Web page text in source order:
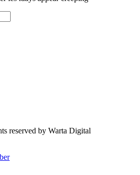
reserved by Warta Digital